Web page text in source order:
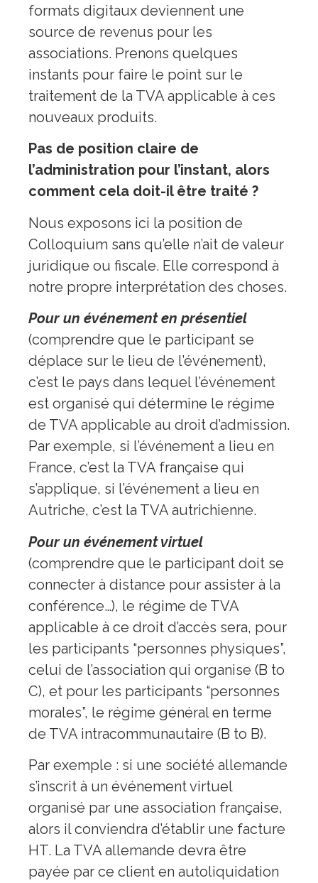
formats digitaux deviennent une
source de revenus pour les
associations. Prenons quelques
instants pour faire le point sur le
traitement de la TVA applicable à ces
nouveaux produits.
Pas de position claire de
l’administration pour l’instant, alors
comment cela doit-il être traité ?
Nous exposons ici la position de
Colloquium sans qu’elle n’ait de valeur
juridique ou fiscale. Elle correspond à
notre propre interprétation des choses.
Pour un événement en présentiel
(comprendre que le participant se
déplace sur le lieu de l’événement),
c’est le pays dans lequel l’événement
est organisé qui détermine le régime
de TVA applicable au droit d’admission.
Par exemple, si l’événement a lieu en
France, c’est la TVA française qui
s’applique, si l’événement a lieu en
Autriche, c’est la TVA autrichienne.
Pour un événement virtuel
(comprendre que le participant doit se
connecter à distance pour assister à la
conférence…), le régime de TVA
applicable à ce droit d’accès sera, pour
les participants “personnes physiques”,
celui de l’association qui organise (B to
C), et pour les participants “personnes
morales”, le régime général en terme
de TVA intracommunautaire (B to B).
Par exemple : si une société allemande
s’inscrit à un événement virtuel
organisé par une association française,
alors il conviendra d’établir une facture
HT. La TVA allemande devra être
payée par ce client en autoliquidation